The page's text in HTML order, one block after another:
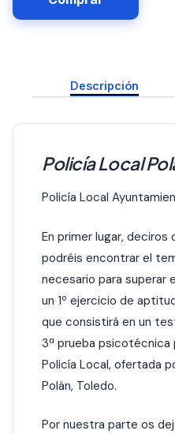
Descripción
Policía Local
Policía Local
En primer lugar, deciros
podréis encontrar el
necesario para superar
un 1º ejercicio de
que consistirá en un
3ª prueba psicotécnica
Policía Local, ofertada
Polán, Toledo.
Por nuestra parte os